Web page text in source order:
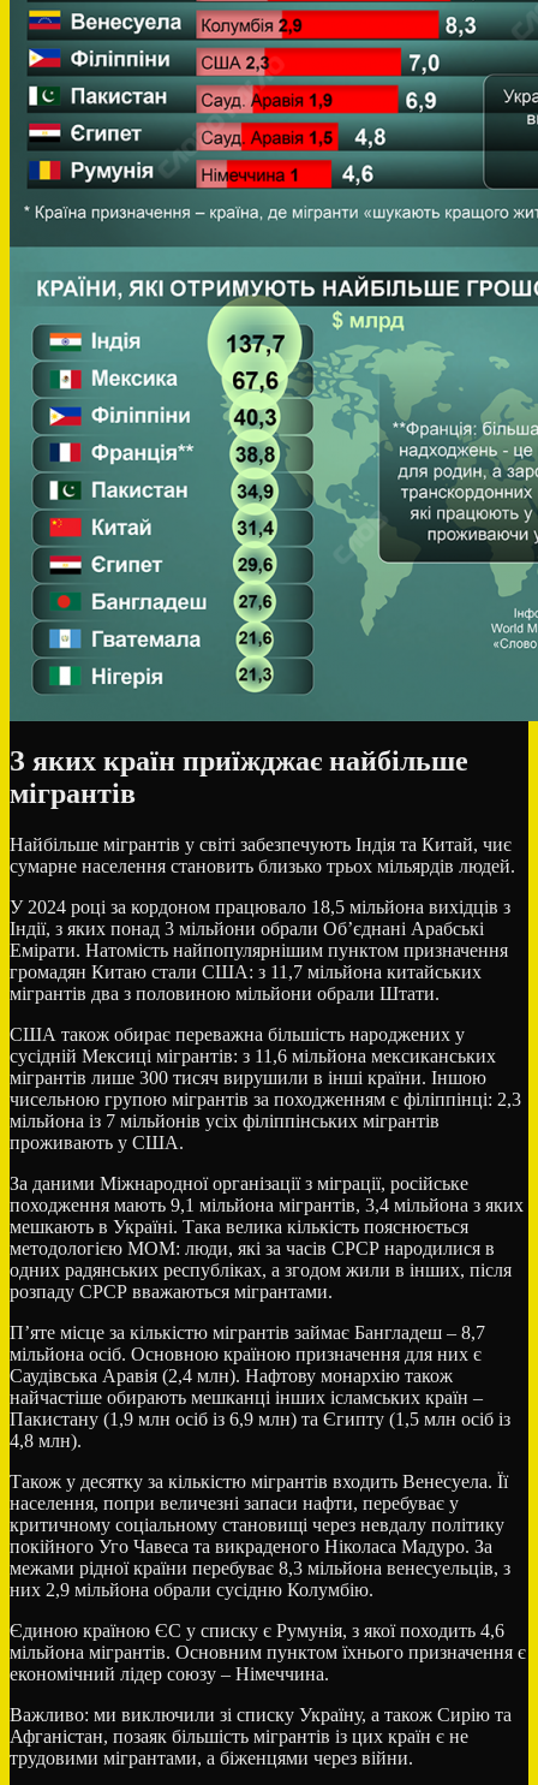
З яких країн приїжджає найбільше
мігрантів
Найбільше мігрантів у світі забезпечують Індія та Китай, чиє
сумарне населення становить близько трьох мільярдів людей.
У 2024 році за кордоном працювало 18,5 мільйона вихідців з
Індії, з яких понад 3 мільйони обрали Об’єднані Арабські
Емірати. Натомість найпопулярнішим пунктом призначення
громадян Китаю стали США: з 11,7 мільйона китайських
мігрантів два з половиною мільйони обрали Штати.
США також обирає переважна більшість народжених у
сусідній Мексиці мігрантів: з 11,6 мільйона мексиканських
мігрантів лише 300 тисяч вирушили в інші країни. Іншою
чисельною групою мігрантів за походженням є філіппінці: 2,3
мільйона із 7 мільйонів усіх філіппінських мігрантів
проживають у США.
За даними Міжнародної організації з міграції, російське
походження мають 9,1 мільйона мігрантів, 3,4 мільйона з яких
мешкають в Україні. Така велика кількість пояснюється
методологією МОМ: люди, які за часів СРСР народилися в
одних радянських республіках, а згодом жили в інших, після
розпаду СРСР вважаються мігрантами.
П’яте місце за кількістю мігрантів займає Бангладеш – 8,7
мільйона осіб. Основною країною призначення для них є
Саудівська Аравія (2,4 млн). Нафтову монархію також
найчастіше обирають мешканці інших ісламських країн –
Пакистану (1,9 млн осіб із 6,9 млн) та Єгипту (1,5 млн осіб із
4,8 млн).
Також у десятку за кількістю мігрантів входить Венесуела. Її
населення, попри величезні запаси нафти, перебуває у
критичному соціальному становищі через невдалу політику
покійного Уго Чавеса та викраденого Ніколаса Мадуро. За
межами рідної країни перебуває 8,3 мільйона венесуельців, з
них 2,9 мільйона обрали сусідню Колумбію.
Єдиною країною ЄС у списку є Румунія, з якої походить 4,6
мільйона мігрантів. Основним пунктом їхнього призначення є
економічний лідер союзу – Німеччина.
Важливо: ми виключили зі списку Україну, а також Сирію та
Афганістан, позаяк більшість мігрантів із цих країн є не
трудовими мігрантами, а біженцями через війни.